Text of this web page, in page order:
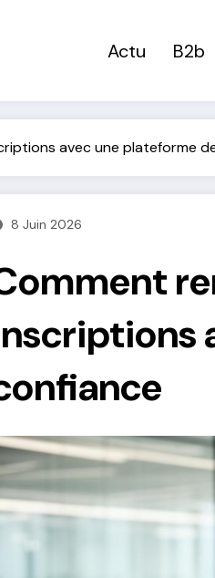
Actu B2b
avec une plateforme
8 Juin 2026